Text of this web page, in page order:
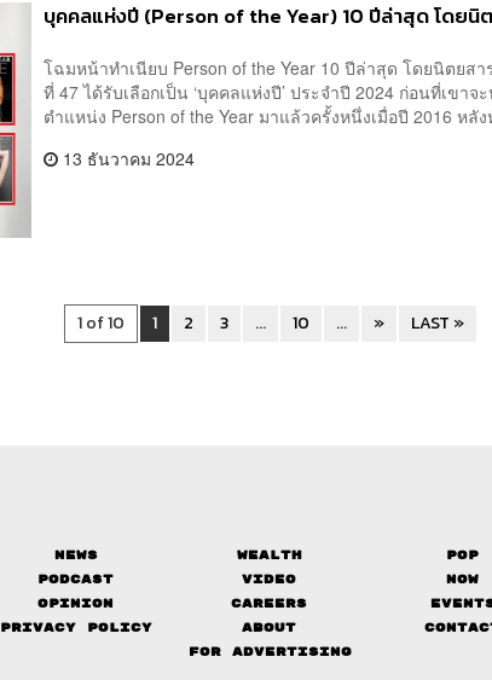
บุคคลแห่งปี (Person of the Year) 10 ปีล่าสุด โดยนิ
โฉมหน้าทำเนียบ Person of the Year 10 ปีล่าสุด โดยนิตย
ที่ 47 ได้รับเลือกเป็น ‘บุคคลแห่งปี’ ประจำปี 2024 ก่อนที่เข
ตำแหน่ง Person of the Year มาแล้วครั้งหนึ่งเมื่อปี 2016 ห
13 ธันวาคม 2024
1 of 10 1 2 3 ... 10 ... » LAST »
News Wealth
Pop
Podcast
Video
Now
Opinion
Careers
Privacy Policy
About
FOR ADVERTISING